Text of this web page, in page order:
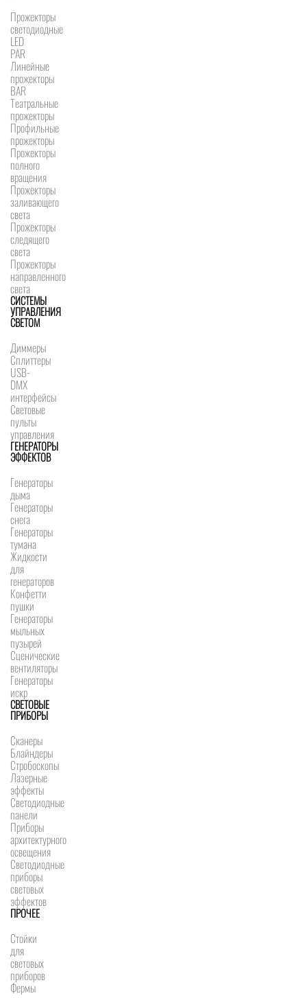
Прожекторы
светодиодные
LED
PAR
Линейные
прожекторы
BAR
Театральные
прожекторы
Профильные
прожекторы
Прожекторы
полного
вращения
Прожекторы
заливающего
света
Прожекторы
следящего
света
Прожекторы
направленного
света
СИСТЕМЫ
УПРАВЛЕНИЯ
СВЕТОМ
Диммеры
Сплиттеры
USB-
DMX
интерфейсы
Световые
пульты
управления
ГЕНЕРАТОРЫ
ЭФФЕКТОВ
Генераторы
дыма
Генераторы
снега
Генераторы
тумана
Жидкости
для
генераторов
Конфетти
пушки
Генераторы
мыльных
пузырей
Сценические
вентиляторы
Генераторы
искр
СВЕТОВЫЕ
ПРИБОРЫ
Сканеры
Блайндеры
Стробоскопы
Лазерные
эффекты
Светодиодные
панели
Приборы
архитектурного
освещения
Светодиодные
приборы
световых
эффектов
ПРОЧЕЕ
Стойки
для
световых
приборов
Фермы